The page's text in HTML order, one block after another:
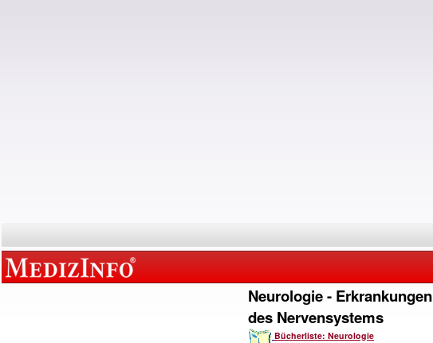
Neurologie - Erkrankungen
des Nervensystems
Bücherliste: Neurologie